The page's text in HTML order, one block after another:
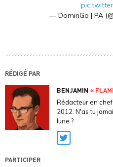
— DominGo | PA
RÉDIGÉ PAR
BENJAMIN «
Rédacteur en
2012. N'as tu
lune ?
Twitter
PARTICIPER